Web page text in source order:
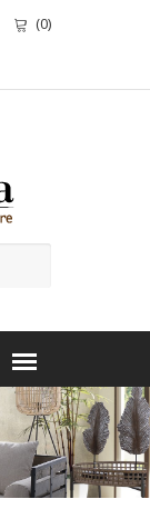
(0)